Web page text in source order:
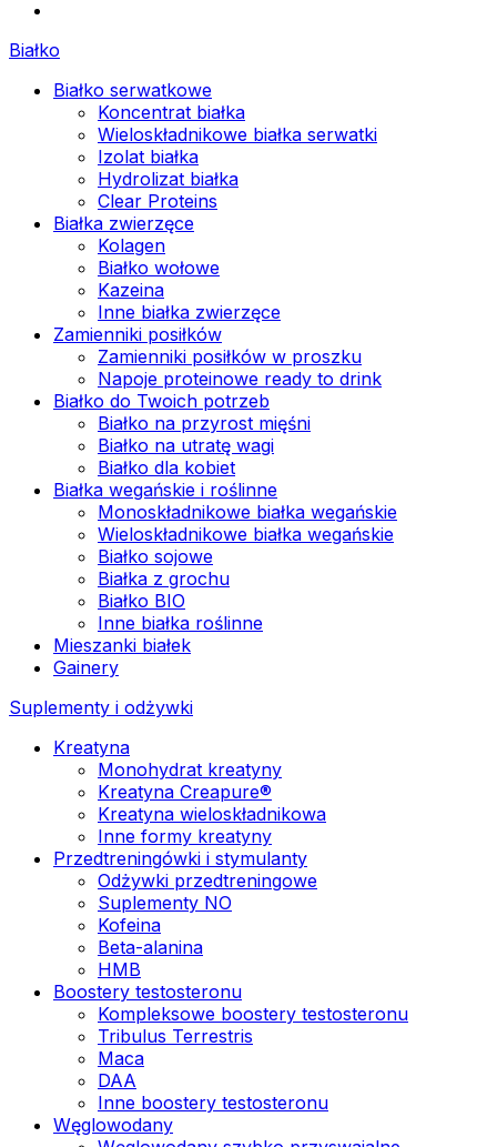
Białko
Białko serwatkowe
Koncentrat białka
Wieloskładnikowe białka serwatki
Izolat białka
Hydrolizat białka
Clear Proteins
Białka zwierzęce
Kolagen
Białko wołowe
Kazeina
Inne białka zwierzęce
Zamienniki posiłków
Zamienniki posiłków w proszku
Napoje proteinowe ready to drink
Białko do Twoich potrzeb
Białko na przyrost mięśni
Białko na utratę wagi
Białko dla kobiet
Białka wegańskie i roślinne
Monoskładnikowe białka wegańskie
Wieloskładnikowe białka wegańskie
Białko sojowe
Białka z grochu
Białko BIO
Inne białka roślinne
Mieszanki białek
Gainery
Suplementy i odżywki
Kreatyna
Monohydrat kreatyny
Kreatyna Creapure®
Kreatyna wieloskładnikowa
Inne formy kreatyny
Przedtreningówki i stymulanty
Odżywki przedtreningowe
Suplementy NO
Kofeina
Beta-alanina
HMB
Boostery testosteronu
Kompleksowe boostery testosteronu
Tribulus Terrestris
Maca
DAA
Inne boostery testosteronu
Węglowodany